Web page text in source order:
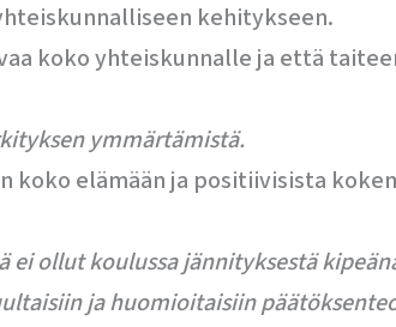
kehitykseen.
koko yhteiskunnalle ja että
ymmärtämistä.
elämään ja positiivisista
ollut koulussa jännityksestä
ja huomioitaisiin